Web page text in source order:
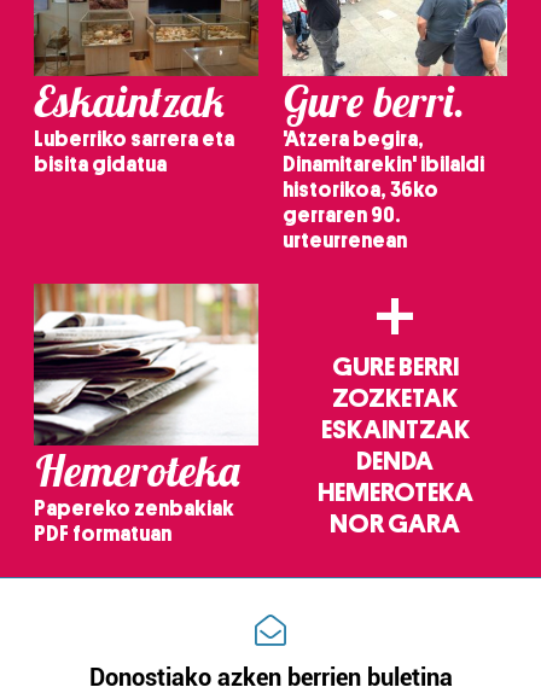
Eskaintzak
Luberriko sarrera eta
bisita gidatua
Gure berri.
'Atzera begira,
Dinamitarekin' ibilaldi
historikoa, 36ko
gerraren 90.
urteurrenean
Hemeroteka
Papereko zenbakiak
PDF formatuan
+
GURE BERRI
ZOZKETAK
ESKAINTZAK
DENDA
HEMEROTEKA
NOR GARA
Donostiako azken berrien buletina